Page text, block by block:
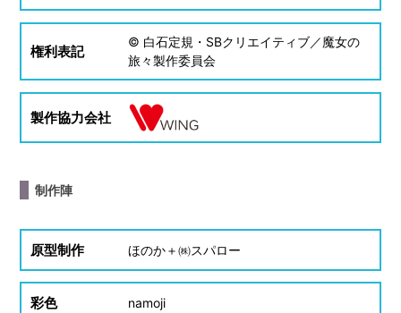
権利表記
© 白石定規・SBクリエイティブ／魔女の
旅々製作委員会
製作協力会社
制作陣
原型制作 ほのか＋㈱スパロー
彩色 namoji